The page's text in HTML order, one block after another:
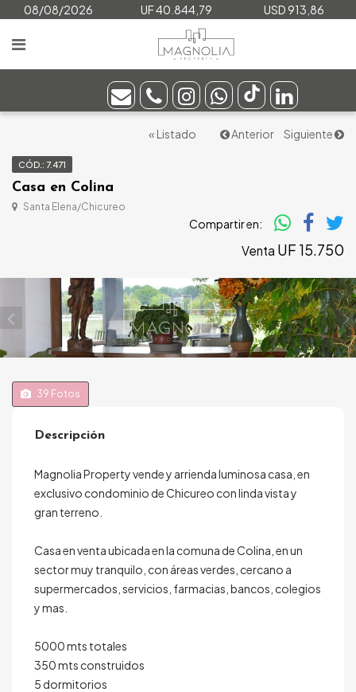
08/08/2026 UF 40.844,79 USD 913,86
« Listado Anterior Siguiente
CÓD.: 7.471
Casa en Colina
Santa Elena/Chicureo
Compartir en:
Venta UF 15.750
39 Fotos
Descripción
Magnolia Property vende y arrienda luminosa casa, en
exclusivo condominio de Chicureo con linda vista y
gran terreno.
Casa en venta ubicada en la comuna de Colina, en un
sector muy tranquilo, con áreas verdes, cercano a
supermercados, servicios, farmacias, bancos, colegios
y mas.
5000 mts totales
350 mts construidos
5 dormitorios